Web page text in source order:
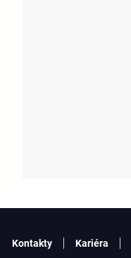
Kontakty Kariéra